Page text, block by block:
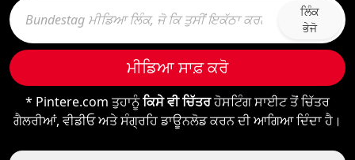
ਲਿੰਕ
ਭੇਜੋ
ਮੀਡਿਆ ਸਾਫ਼ ਕਰੋ
* Pintere.com ਤੁਹਾਨੂੰਕਿਸੇ ਵੀ ਚਿੱਤਰਹੋਸਟਿੰਗ ਸਾਈਟ ਤੋਂ ਚਿੱਤਰ
ਗੈਲਰੀਆਂ, ਵੀਡੀਓ ਅਤੇ ਸੰਗ੍ਰਹਿ ਡਾਊਨਲੋਡ ਕਰਨ ਦੀ ਆਗਿਆ ਦਿੰਦਾ ਹੈ।